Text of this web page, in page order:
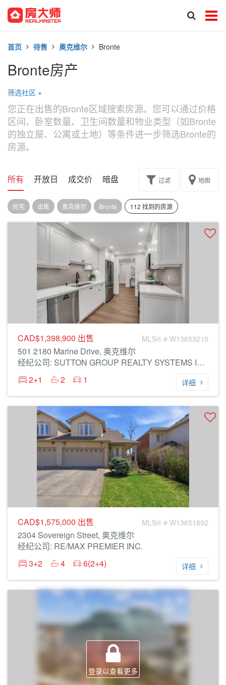
首页 待售 奥克维尔 Bronte
Bronte房产
筛选社区 +
您正在出售的Bronte区域搜索房源。您可以通过价格
区间、卧室数量、卫生间数量和物业类型（如Bronte
的独立屋、公寓或土地）等条件进一步筛选Bronte的
房源。
所有 开放日 成交价 暗盘 楼花转让过滤 地图
民宅 出售 奥克维尔 Bronte 112 找到的房源
CAD$1,398,900 出售 MLS® # W13653210
501 2180 Marine Drive, 奥克维尔
经纪公司: SUTTON GROUP REALTY SYSTEMS INC.
2+1
2 1 详细
CAD$1,575,000 出售 MLS® # W13651892
2304 Sovereign Street, 奥克维尔
经纪公司: RE/MAX PREMIER INC.
3+2
4 6(2+4) 详细
登录以查看更多